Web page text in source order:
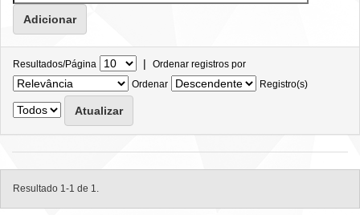
Resultados/Página | Ordenar registros por
Ordenar
Registro(s)
Resultado 1-1 de 1.